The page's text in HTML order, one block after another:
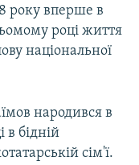
року вперше в
році життя
національної
народився в
в бідній
сім'ї.